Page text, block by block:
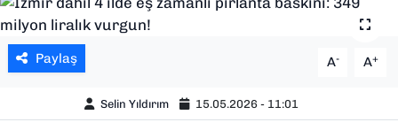
Paylaş A- A+
Selin Yıldırım 15.05.2026 - 11:01
TEKNOLOJİ
YAŞAM
YEREL YÖNETİMLER